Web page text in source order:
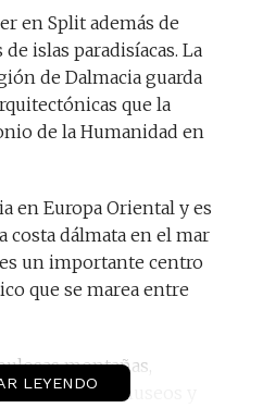
en Split además de
islas paradisíacas. La
de Dalmacia guarda
que la
de la Humanidad en
en Europa Oriental y es
dálmata en el mar
un importante centro
que se marea entre
montañas,
interesantes museos y
LEYENDO